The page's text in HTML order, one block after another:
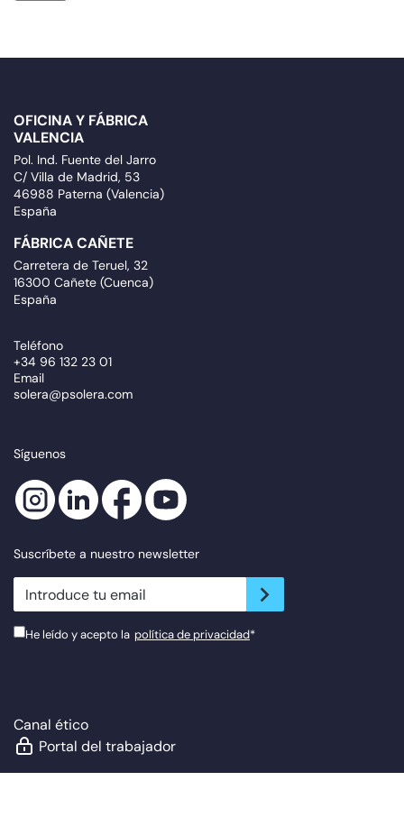
OFICINA Y FÁBRICA
VALENCIA
Pol. Ind. Fuente del Jarro
C/ Villa de Madrid, 53
46988 Paterna (Valencia)
España
FÁBRICA CAÑETE
Carretera de Teruel, 32
16300 Cañete (Cuenca)
España
Teléfono
+34 96 132 23 01
Email
solera@psolera.com
Síguenos
Suscríbete a nuestro newsletter
newsletter.suscribe
He leído y acepto la política de privacidad*
Canal ético
Portal del trabajador